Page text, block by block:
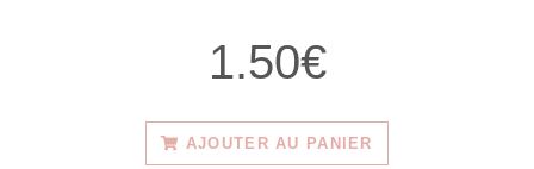
1.50€
AJOUTER AU PANIER